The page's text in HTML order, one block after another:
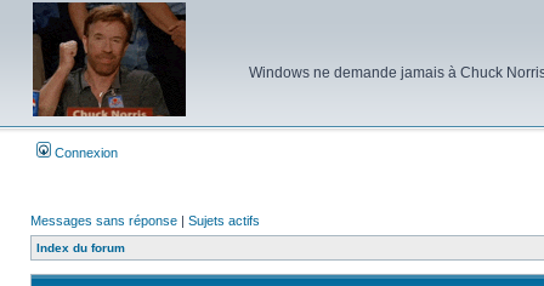
Windows ne demande jamais à Chuck
Connexion
Messages sans réponse | Sujets actifs
Index du forum